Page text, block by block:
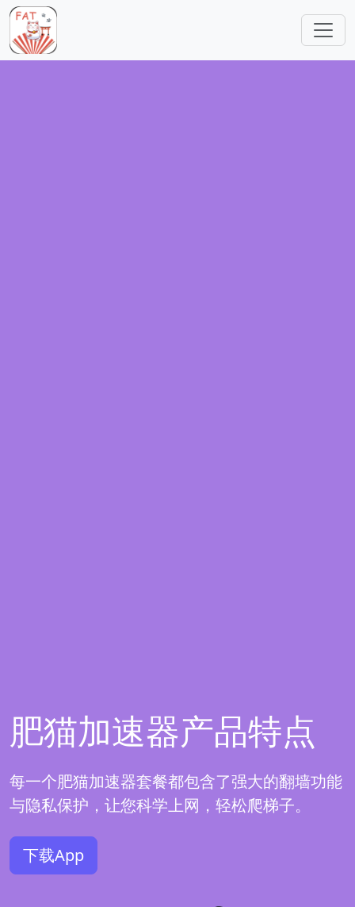
跳转到主要内容
肥猫加速器产品特点
每一个肥猫加速器套餐都包含了强大的翻墙功能
与隐私保护，让您科学上网，轻松爬梯子。
下载App